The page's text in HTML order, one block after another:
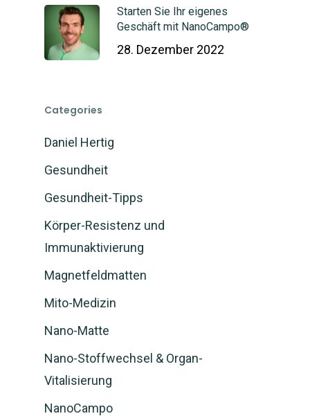
Starten Sie Ihr eigenes
Geschäft mit NanoCampo®
28. Dezember 2022
Categories
Daniel Hertig
Gesundheit
Gesundheit-Tipps
Körper-Resistenz und
Immunaktivierung
Magnetfeldmatten
Mito-Medizin
Nano-Matte
Nano-Stoffwechsel & Organ-
Vitalisierung
NanoCampo